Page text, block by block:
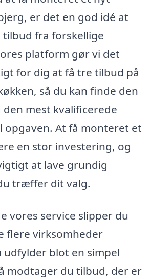
er det en god idé at
fra forskellige
platform gør vi det
for dig at få tre tilbud på
så du kan finde den
mest kvalificerede
At få monteret et
en stor investering, og
at lave grundig
træffer dit valg.
vores service slipper du
flere virksomheder
udfylder blot en simpel
modtager du tilbud, der er